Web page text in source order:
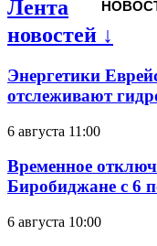
Лента
новостей ↓
Энергетики
отслеживают
6 августа 11:00
Временное
Биробиджане с 6
6 августа 10:00